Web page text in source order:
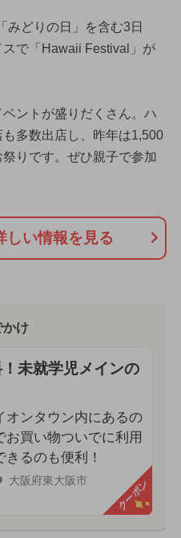
みどりの日」を含む3日
で「Hawaii Festival」が
ントが盛りだくさん。ハ
多数出店し、昨年は1,500
りです。ぜひ親子で参加
しい情報を見る
かけ
未就学児メインの
オンタウン内にあるの
お買い物ついでに利用
きるのも便利！
大阪府東大阪市 クーポン